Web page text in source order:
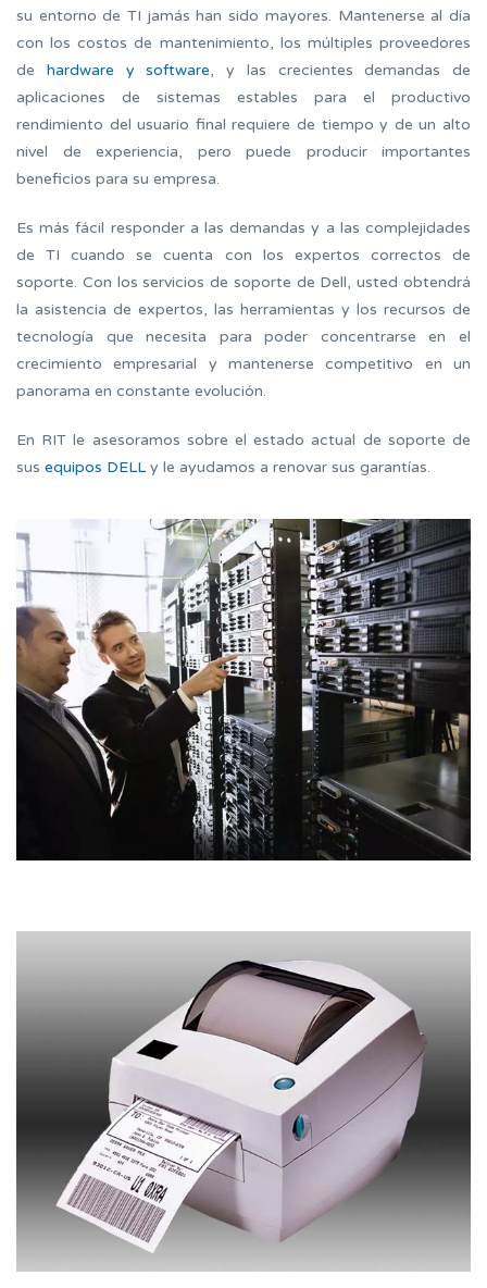
su entorno de TI jamás han sido mayores. Mantenerse al día
con los costos de mantenimiento, los múltiples proveedores
de hardware y software, y las crecientes demandas de
aplicaciones de sistemas estables para el productivo
rendimiento del usuario final requiere de tiempo y de un alto
nivel de experiencia, pero puede producir importantes
beneficios para su empresa.
Es más fácil responder a las demandas y a las complejidades
de TI cuando se cuenta con los expertos correctos de
soporte. Con los servicios de soporte de Dell, usted obtendrá
la asistencia de expertos, las herramientas y los recursos de
tecnología que necesita para poder concentrarse en el
crecimiento empresarial y mantenerse competitivo en un
panorama en constante evolución.
En RIT le asesoramos sobre el estado actual de soporte de
sus equipos DELLy le ayudamos a renovar sus garantías.